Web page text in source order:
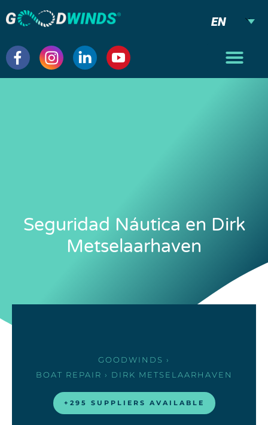
EN
Seguridad Náutica en Dirk
Metselaarhaven
GOODWINDS ›
BOAT REPAIR › DIRK METSELAARHAVEN
+295 SUPPLIERS AVAILABLE